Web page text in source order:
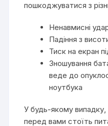
пошкоджуватися з
Ненавмисні
Падіння з
Тиск на екран
Зношування
веде до
ноутбука
У будь-якому
перед вами стоїть